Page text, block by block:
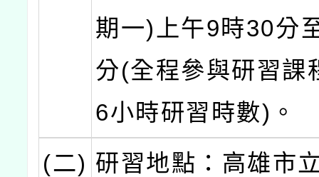
期一)上午9時30分
分(全程參與研習課
6小時研習時數)。
(二) 研習地點：高雄市